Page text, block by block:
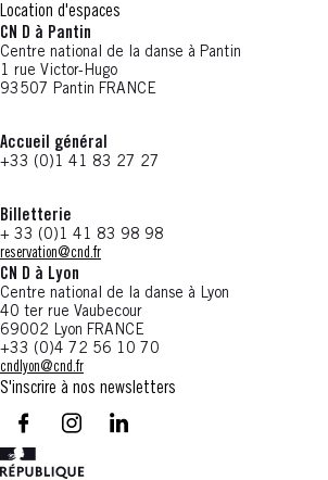
Location d'espaces
CN D à Pantin
Centre national de la danse à Pantin
1 rue Victor-Hugo
93507 Pantin FRANCE
Accueil général
+33 (0)1 41 83 27 27
Billetterie
+ 33 (0)1 41 83 98 98
reservation@cnd.fr
CN D à Lyon
Centre national de la danse à Lyon
40 ter rue Vaubecour
69002 Lyon FRANCE
+33 (0)4 72 56 10 70
cndlyon@cnd.fr
S'inscrire à nos newsletters
facebook - CN D - Nouvelle fenêtre
instagram - CN D - Nouvelle fenêtre
LinkedIn - CN D - Nouvelle fenêtre